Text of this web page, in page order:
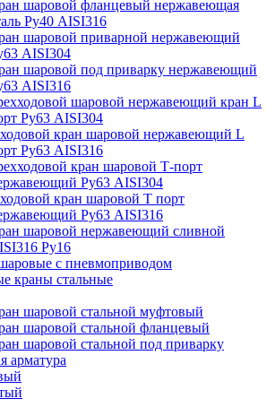
шаровой фланцевый нержавеющая
Ру40 AISI316
шаровой приварной нержавеющий
AISI304
шаровой под приварку нержавеющий
AISI316
шаровой нержавеющий кран L
Ру63 AISI304
кран шаровой нержавеющий L
Ру63 AISI316
кран шаровой Т-порт
Ру63 AISI304
кран шаровой Т порт
Ру63 AISI316
шаровой нержавеющий сливной
Ру16
с пневмоприводом
краны стальные
шаровой стальной муфтовый
шаровой стальной фланцевый
шаровой стальной под приварку
арматура